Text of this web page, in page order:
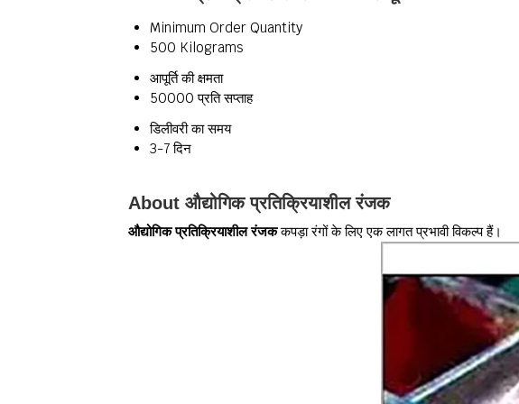
Minimum Order Quantity
500 Kilograms
आपूर्ति की क्षमता
50000 प्रति सप्ताह
डिलीवरी का समय
3-7 दिन
About औद्योगिक प्रतिक्रियाशील रंजक
औद्योगिक प्रतिक्रियाशील रंजककपड़ा रंगों के लिए एक लागत प्रभावी विकल्प हैं।